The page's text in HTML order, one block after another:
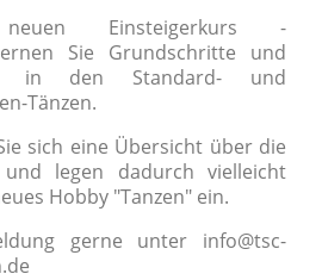
Einsteigerkurs -
Sie Grundschritte und
in den Standard- und
Tänzen.
sich eine Übersicht über die
und legen dadurch vielleicht
Hobby "Tanzen" ein.
gerne unter info@tsc-